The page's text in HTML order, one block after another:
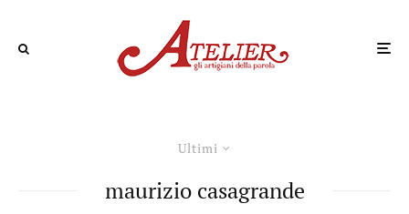
Ultimi
maurizio casagrande